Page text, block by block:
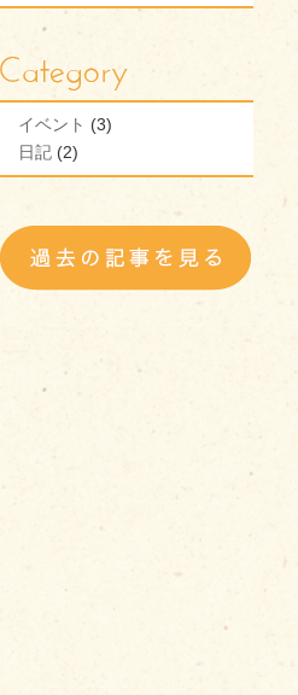
イベント (3)
日記 (2)